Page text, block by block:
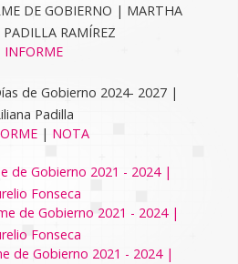
DE GOBIERNO | MARTHA
RAMÍREZ
INFORME
de Gobierno 2024- 2027 |
Padilla
| NOTA
de Gobierno 2021 - 2024 |
Fonseca
de Gobierno 2021 - 2024 |
Fonseca
de Gobierno 2021 - 2024 |